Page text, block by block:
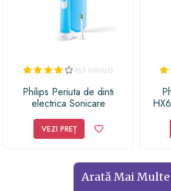
(63 voturi)
Philips Periuta de dinti
electrica Sonicare
miscari de periere/minut,
albastru
VEZI PREȚ
Arată Mai